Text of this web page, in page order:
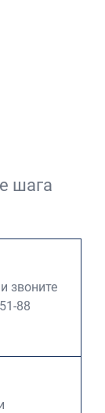
шага
звоните
88